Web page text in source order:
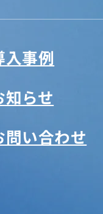
入事例
知らせ
問い合わせ